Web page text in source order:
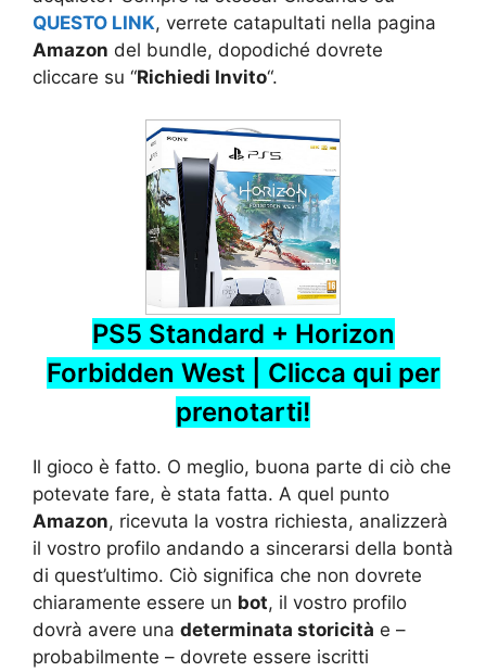
QUESTO LINK, verrete catapultati nella pagina
Amazon del bundle, dopodiché dovrete
cliccare su “Richiedi Invito“.
PS5 Standard + Horizon
Forbidden West | Clicca qui per
prenotarti!
Il gioco è fatto. O meglio, buona parte di ciò che
potevate fare, è stata fatta. A quel punto
Amazon, ricevuta la vostra richiesta, analizzerà
il vostro profilo andando a sincerarsi della bontà
di quest’ultimo. Ciò significa che non dovrete
chiaramente essere un bot, il vostro profilo
dovrà avere una determinata storicità e –
probabilmente – dovrete essere iscritti